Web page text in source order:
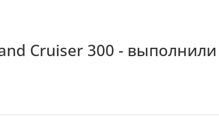
Cruiser 300 -